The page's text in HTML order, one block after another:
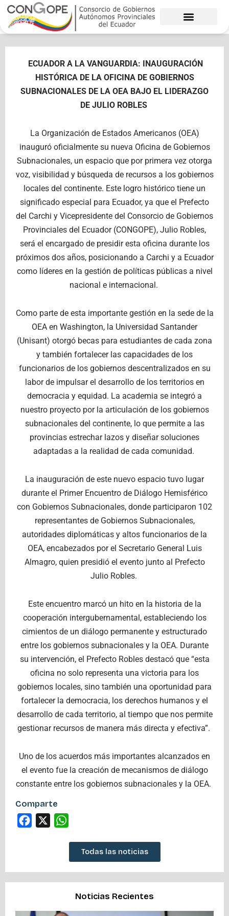
contenido
ECUADOR A LA VANGUARDIA: INAUGURACIÓN
HISTÓRICA DE LA OFICINA DE GOBIERNOS
SUBNACIONALES DE LA OEA BAJO EL LIDERAZGO
DE JULIO ROBLES
La Organización de Estados Americanos (OEA)
inauguró oficialmente su nueva Oficina de Gobiernos
Subnacionales, un espacio que por primera vez otorga
voz, visibilidad y búsqueda de recursos a los gobiernos
locales del continente. Este logro histórico tiene un
significado especial para Ecuador, ya que el Prefecto
del Carchi y Vicepresidente del Consorcio de Gobiernos
Provinciales del Ecuador (CONGOPE), Julio Robles,
será el encargado de presidir esta oficina durante los
próximos dos años, posicionando a Carchi y a Ecuador
como líderes en la gestión de políticas públicas a nivel
nacional e internacional.
Como parte de esta importante gestión en la sede de la
OEA en Washington, la Universidad Santander
(Unisant) otorgó becas para estudiantes de cada zona
y también fortalecer las capacidades de los
funcionarios de los gobiernos descentralizados en su
labor de impulsar el desarrollo de los territorios en
democracia y equidad. La academia se integró a
nuestro proyecto por la articulación de los gobiernos
subnacionales del continente, lo que permite a las
provincias estrechar lazos y diseñar soluciones
adaptadas a la realidad de cada comunidad.
La inauguración de este nuevo espacio tuvo lugar
durante el Primer Encuentro de Diálogo Hemisférico
con Gobiernos Subnacionales, donde participaron 102
representantes de Gobiernos Subnacionales,
autoridades diplomáticas y altos funcionarios de la
OEA, encabezados por el Secretario General Luis
Almagro, quien presidió el evento junto al Prefecto
Julio Robles.
Este encuentro marcó un hito en la historia de la
cooperación intergubernamental, estableciendo los
cimientos de un diálogo permanente y estructurado
entre los gobiernos subnacionales y la OEA. Durante
su intervención, el Prefecto Robles destacó que “esta
oficina no solo representa una victoria para los
gobiernos locales, sino también una oportunidad para
fortalecer la democracia, los derechos humanos y el
desarrollo de cada territorio, al tiempo que nos permite
gestionar recursos de manera más directa y efectiva”.
Uno de los acuerdos más importantes alcanzados en
el evento fue la creación de mecanismos de diálogo
constante entre los gobiernos subnacionales y la OEA.
Comparte
Facebook
Todas las noticias
Noticias Recientes